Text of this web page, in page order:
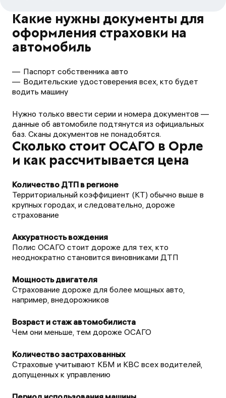
Какие нужны документы для
оформления страховки на
автомобиль
Паспорт собственника авто
Водительские удостоверения всех, кто будет
водить машину
Нужно только ввести серии и номера документов —
данные об автомобиле подтянутся из официальных
баз. Сканы документов не понадобятся.
Сколько стоит ОСАГО в Орле
и как рассчитывается цена
Территориальный коэффициент (КТ) обычно выше в
крупных городах, и следовательно, дороже
страхование
Полис ОСАГО стоит дороже для тех, кто
неоднократно становится виновниками ДТП
Страхование дороже для более мощных авто,
например, внедорожников
Чем они меньше, тем дороже ОСАГО
Страховые учитывают КБМ и КВС всех водителей,
допущенных к управлению